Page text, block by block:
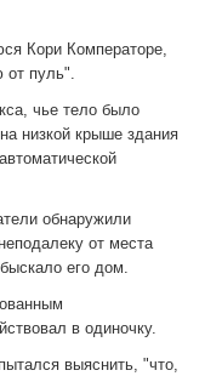
Кори Комператоре,
от пуль".
чье тело было
низкой крыше здания
обнаружили
от места
его дом.
в одиночку.
выяснить, "что,